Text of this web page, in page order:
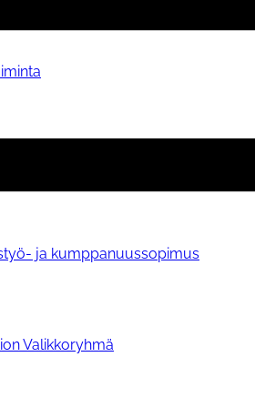
ja kumppanuussopimus
Valikkoryhmä